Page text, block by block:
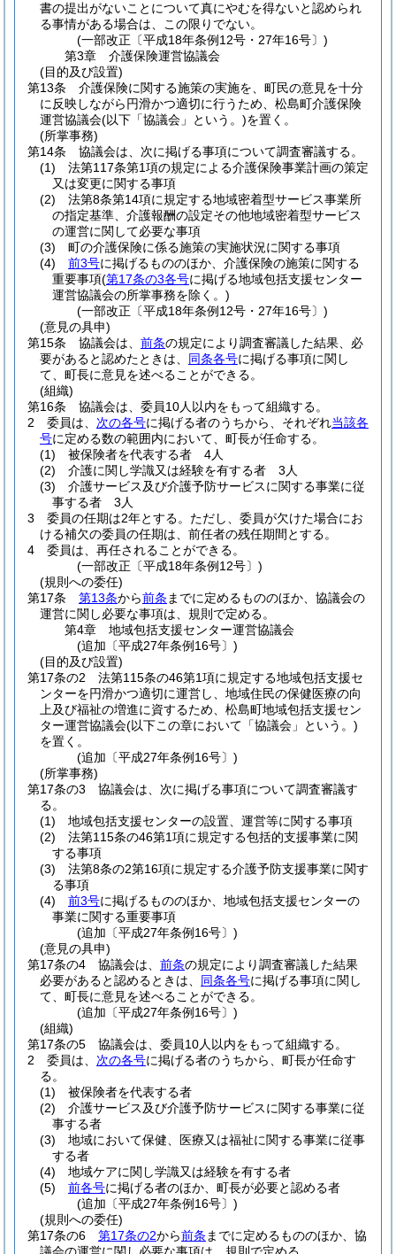
書の提出がないことについて真にやむを得ないと認められ
る事情がある場合は、この限りでない。
(一部改正〔平成18年条例12号・27年16号〕)
第3章
介護保険運営協議会
(目的及び設置)
第13条
介護保険に関する施策の実施を、町民の意見を十分
に反映しながら円滑かつ適切に行うため、松島町介護保険
運営協議会(以下「協議会」という。)を置く。
(所掌事務)
第14条
協議会は、次に掲げる事項について調査審議する。
(1)
法第117条第1項の規定による介護保険事業計画の策定
又は変更に関する事項
(2)
法第8条第14項に規定する地域密着型サービス事業所
の指定基準、介護報酬の設定その他地域密着型サービス
の運営に関して必要な事項
(3)
町の介護保険に係る施策の実施状況に関する事項
(4)
前3号に掲げるもののほか、介護保険の施策に関する
重要事項(第17条の3各号に掲げる地域包括支援センター
運営協議会の所掌事務を除く。)
(一部改正〔平成18年条例12号・27年16号〕)
(意見の具申)
第15条
協議会は、 前条の規定により調査審議した結果、必
要があると認めたときは、 同条各号に掲げる事項に関し
て、町長に意見を述べることができる。
(組織)
第16条
協議会は、委員10人以内をもって組織する。
2
委員は、 次の各号に掲げる者のうちから、それぞれ当該各
号に定める数の範囲内において、町長が任命する。
(1)
被保険者を代表する者 4人
(2)
介護に関し学識又は経験を有する者 3人
(3)
介護サービス及び介護予防サービスに関する事業に従
事する者 3人
3
委員の任期は2年とする。 ただし、委員が欠けた場合にお
ける補欠の委員の任期は、前任者の残任期間とする。
4
委員は、再任されることができる。
(一部改正〔平成18年条例12号〕)
(規則への委任)
第17条
第13条から前条 までに定めるもののほか、協議会の
運営に関し必要な事項は、規則で定める。
第4章
地域包括支援センター運営協議会
(追加〔平成27年条例16号〕)
(目的及び設置)
第17条の2
法第115条の46第1項に規定する地域包括支援セ
ンターを円滑かつ適切に運営し、地域住民の保健医療の向
上及び福祉の増進に資するため、松島町地域包括支援セン
ター運営協議会(以下この章において「協議会」という。)
を置く。
(追加〔平成27年条例16号〕)
(所掌事務)
第17条の3
協議会は、次に掲げる事項について調査審議す
る。
(1)
地域包括支援センターの設置、運営等に関する事項
(2)
法第115条の46第1項に規定する包括的支援事業に関
する事項
(3)
法第8条の2第16項に規定する介護予防支援事業に関す
る事項
(4)
前3号に掲げるもののほか、地域包括支援センターの
事業に関する重要事項
(追加〔平成27年条例16号〕)
(意見の具申)
第17条の4
協議会は、 前条の規定により調査審議した結果
必要があると認めるときは、 同条各号に掲げる事項に関し
て、町長に意見を述べることができる。
(追加〔平成27年条例16号〕)
(組織)
第17条の5
協議会は、委員10人以内をもって組織する。
2
委員は、 次の各号に掲げる者のうちから、町長が任命す
る。
(1)
被保険者を代表する者
(2)
介護サービス及び介護予防サービスに関する事業に従
事する者
(3)
地域において保健、医療又は福祉に関する事業に従事
する者
(4)
地域ケアに関し学識又は経験を有する者
(5)
前各号に掲げる者のほか、町長が必要と認める者
(追加〔平成27年条例16号〕)
(規則への委任)
第17条の6
第17条の2から前条 までに定めるもののほか、協